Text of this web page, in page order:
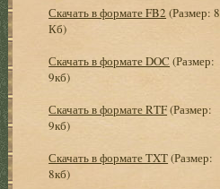
Скачать в формате FB2 (Размер: 8
Кб)
Скачать в формате DOC (Размер:
9кб)
Скачать в формате RTF(Размер:
9кб)
Скачать в формате TXT(Размер:
8кб)